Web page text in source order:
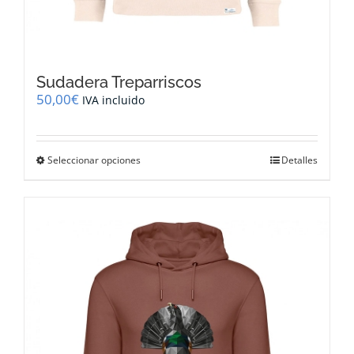
Sudadera Treparriscos
50,00€ IVA incluido
Seleccionar opciones
variantes.
Las
opciones
se
pueden
elegir
en
la
Detalles